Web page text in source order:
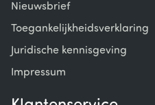
Nieuwsbrief
Toegankelijkheidsverklaring
Juridische kennisgeving
Impressum